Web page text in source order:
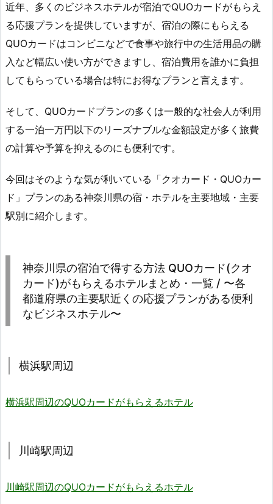
近年、多くのビジネスホテルが宿泊でQUOカードがもらえ
る応援プランを提供していますが、宿泊の際にもらえる
QUOカードはコンビニなどで食事や旅行中の生活用品の購
入など幅広い使い方ができますし、宿泊費用を誰かに負担
してもらっている場合は特にお得なプランと言えます。
そして、QUOカードプランの多くは一般的な社会人が利用
する一泊一万円以下のリーズナブルな金額設定が多く旅費
の計算や予算を抑えるのにも便利です。
今回はそのような気が利いている「クオカード・QUOカー
ド」プランのある神奈川県の宿・ホテルを主要地域・主要
駅別に紹介します。
神奈川県の宿泊で得する方法 QUOカード(クオ
カード)がもらえるホテルまとめ・一覧 / 〜各
都道府県の主要駅近くの応援プランがある便利
なビジネスホテル〜
横浜駅周辺
横浜駅周辺のQUOカードがもらえるホテル
川崎駅周辺
川崎駅周辺のQUOカードがもらえるホテル